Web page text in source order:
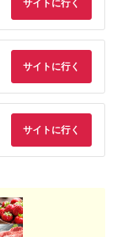
サイトに行く
サイトに行く
サイトに行く